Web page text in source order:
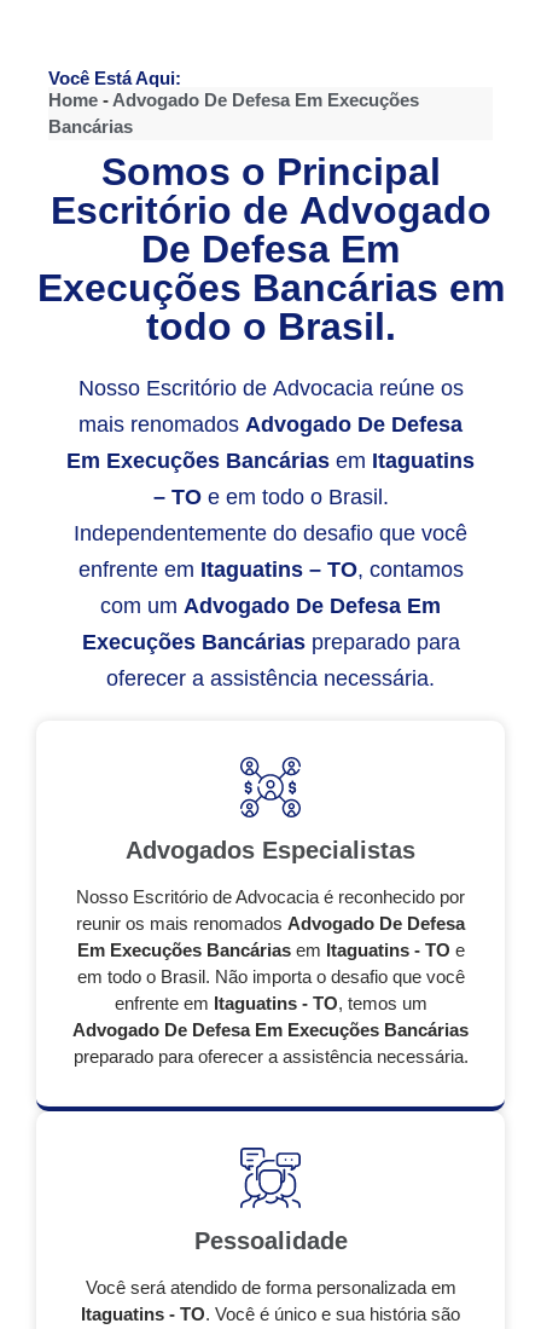
Você Está Aqui:
Home - Advogado De Defesa Em Execuções
Bancárias
Somos o Principal
Escritório de Advogado
De Defesa Em
Execuções Bancárias em
todo o Brasil.
Nosso Escritório de Advocacia reúne os
mais renomados Advogado De Defesa
Em Execuções Bancárias em Itaguatins
– TOe em todo o Brasil.
Independentemente do desafio que você
enfrente em Itaguatins – TO, contamos
com um Advogado De Defesa Em
Execuções Bancáriaspreparado para
oferecer a assistência necessária.
Advogados Especialistas
Nosso Escritório de Advocacia é reconhecido por
reunir os mais renomados Advogado De Defesa
Em Execuções Bancáriasem Itaguatins - TO e
em todo o Brasil. Não importa o desafio que você
enfrente em Itaguatins - TO, temos um
Advogado De Defesa Em Execuções Bancárias
preparado para oferecer a assistência necessária.
Pessoalidade
Você será atendido de forma personalizada em
Itaguatins - TO. Você é único e sua história são